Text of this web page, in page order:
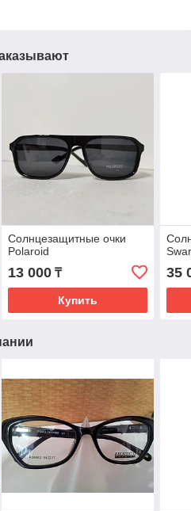
Солнцезащитные очки
Polaroid
13 000₸
Купить
35